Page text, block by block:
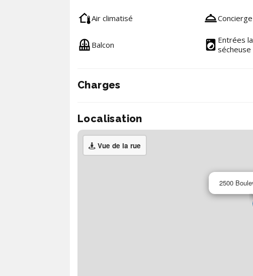
Air climatisé Concierge
Balcon
Entrées
sécheuse
Charges
Localisation
Vue de la rue
2500